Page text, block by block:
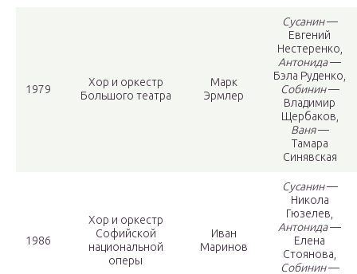
1979
Хор и оркестр
Большого театра
Марк
Эрмлер
Сусанин—
Евгений
Нестеренко,
Антонида—
Бэла Руденко,
Собинин—
Владимир
Щербаков,
Ваня—
Тамара
Синявская
1986
Хор и оркестр
Софийской
национальной
оперы
Иван
Маринов
Сусанин—
Никола
Гюзелев,
Антонида—
Елена
Стоянова,
Собинин—